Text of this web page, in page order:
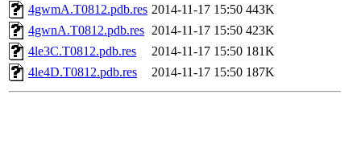
4gwmA.T0812.pdb.res 2014-11-17 15:50 443K
4gwnA.T0812.pdb.res 2014-11-17 15:50 423K
4le3C.T0812.pdb.res
2014-11-17 15:50 181K
4le4D.T0812.pdb.res
2014-11-17 15:50 187K